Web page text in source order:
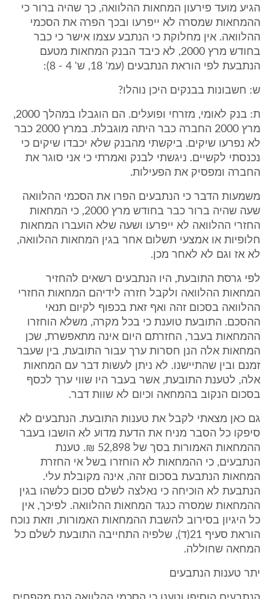
הגיע מועד פירעון המחאות ההלוואה, כך שהיה ברור כי
ההמחאות שמסרה לא ייפרעו ובכך הפרה את הסכמי
ההלוואה. אין מחלוקת כי הנתבע עצמו אישר כי כבר
בחודש מרץ 2000, לא כיבד הבנק המחאות מטעם
הנתבעת לפי הוראת הנתבעים (עמ' 18, ש' 4 - 8):
ש: חשבונות בבנקים היכן נוהלו?
ת: בנק לאומי, מזרחי ופועלים. הם הוגבלו במהלך 2000,
מרץ 2000 החברה כבר היתה מוגבלת. במרץ 2000 כבר
לא נפרעו שיקים. ביקשתי מהבנק שלא יכבדו שיקים כי
נכנסתי לקשיים. ניגשתי לבנק ואמרתי כי אני סוגר את
החברה ומפסיק את הפעילות.
משמעות הדבר כי הנתבעים הפרו את הסכמי ההלוואה
שעה שהיה ברור כבר בחודש מרץ 2000, כי המחאות
החזרי ההלוואה לא ייפרעו ושעה שלא הועברו המחאות
חלופיות או אמצעי תשלום אחר בגין המחאות ההלוואה,
לא אז וגם לא לאחר מכן.
לפי גרסת התובעת, היו הנתבעים רשאים להחזיר
המחאות ההלוואה ולקבל חזרה לידיהם המחאות החזרי
ההלוואה בסכום זהה ואף זאת בכפוף לקיום תנאי
ההסכם. התובעת טוענת כי בכל מקרה, משלא הוחזרו
ההמחאות בעבר, החזרתם היום אינה מתאפשרת, שכן
המחאות אלה הנן חסרות ערך עבור התובעת, בין שעבר
זמנם ובין שהתיישנו. לא ניתן לעשות דבר עם המחאות
אלה, לטענת התובעת, אשר בעבר היו שווי ערך לכסף
בסכום הנקוב בהמחאה וכיום לא שוות דבר.
גם כאן מצאתי לקבל את טענות התובעת. הנתבעים לא
סיפקו כל הסבר מניח את הדעת מדוע לא הושבו בעבר
ההמחאות האמורות בסך של 52,898 ₪. טענת
הנתבעים, כי ההמחאות לא הוחזרו בשל אי החזרת
המחאות הנתבעת בסכום זהה, אינה מקובלת עלי.
הנתבעת לא הוכיחה כי נאלצה לשלם סכום כלשהו בגין
ההמחאות שמסרה כנגד המחאות ההלוואה. לפיכך, אין
כל היגיון בסירוב להשבת ההמחאות האמורות, וזאת נוכח
הוראת סעיף 21(ד), שלפיה התחייבה התובעת לשלם כל
המחאה שחוללה.
יתר טענות הנתבעים